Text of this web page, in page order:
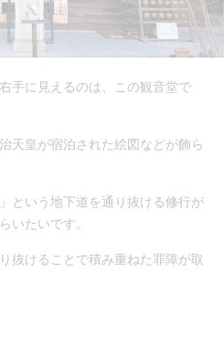
手に見えるのは、この観音堂で
天皇が宿泊された絵図などが飾ら
という地下道を通り抜ける修行が
いたいです。
抜けることで積み重ねた罪障が取